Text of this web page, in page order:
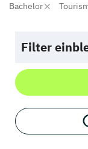
Bachelor
Filter